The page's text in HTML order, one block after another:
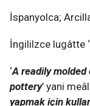
İspanyolca;
İngililzce lugâtte
‘A readily
pottery’ yani
yapmak için